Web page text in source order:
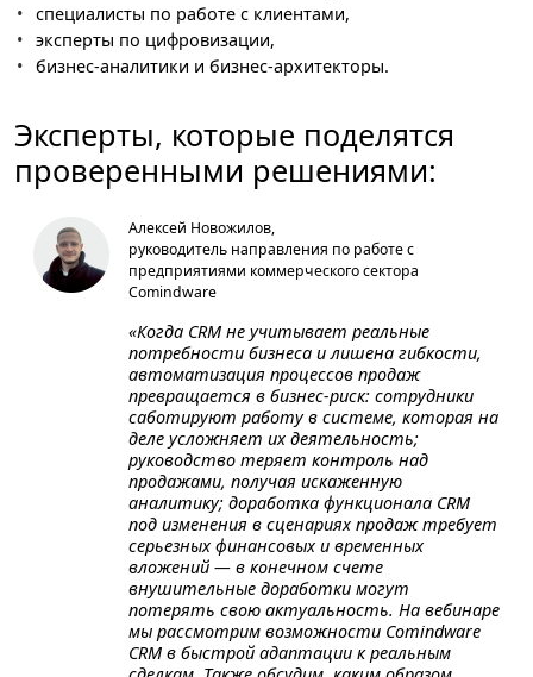
специалисты по работе с клиентами,
эксперты по цифровизации,
бизнес-аналитики и бизнес-архитекторы.
Эксперты, которые поделятся
проверенными решениями:
Алексей Новожилов,
руководитель направления по работе с
предприятиями коммерческого сектора
Comindware
«Когда CRM не учитывает реальные
потребности бизнеса и лишена гибкости,
автоматизация процессов продаж
превращается в бизнес-риск: сотрудники
саботируют работу в системе, которая на
деле усложняет их деятельность;
руководство теряет контроль над
продажами, получая искаженную
аналитику; доработка функционала CRM
под изменения в сценариях продаж требует
серьезных финансовых и временных
вложений — в конечном счете
внушительные доработки могут
потерять свою актуальность. На вебинаре
мы рассмотрим возможности Comindware
CRM в быстрой адаптации к реальным